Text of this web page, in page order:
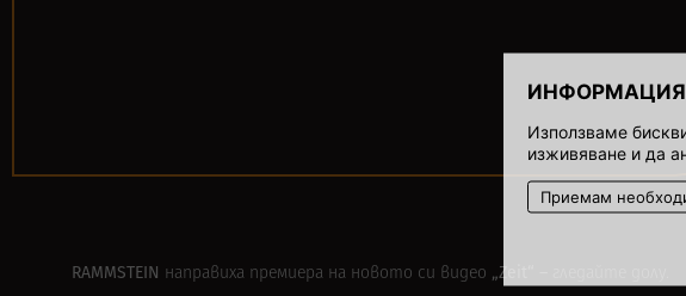
ИНФОРМАЦИЯ
Използваме
изживяване и да
Приемам
RAMMSTEIN направиха премиера на новото си видео „Zeit“ –